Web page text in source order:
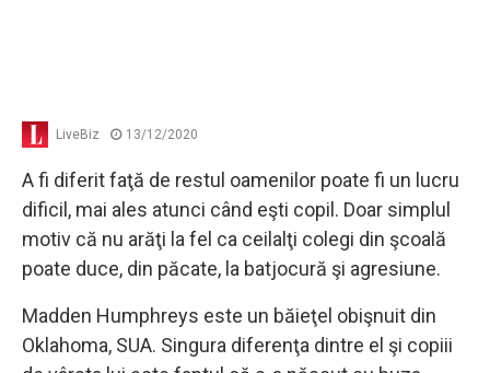
LiveBiz 13/12/2020
A fi diferit faţă de restul oamenilor poate fi un lucru
dificil, mai ales atunci când eşti copil. Doar simplul
motiv că nu arăţi la fel ca ceilalţi colegi din şcoală
poate duce, din păcate, la batjocură şi agresiune.
Madden Humphreys este un băieţel obişnuit din
Oklahoma, SUA. Singura diferenţa dintre el şi copiii